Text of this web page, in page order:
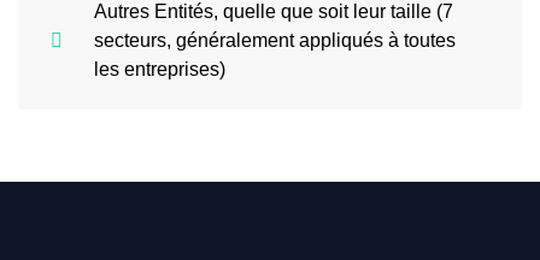
Autres Entités, quelle que soit leur taille (7
secteurs, généralement appliqués à toutes
les entreprises)